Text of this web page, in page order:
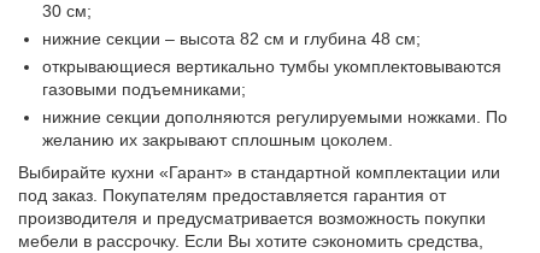
30 см;
нижние секции – высота 82 см и глубина 48 см;
открывающиеся вертикально тумбы укомплектовываются
газовыми подъемниками;
нижние секции дополняются регулируемыми ножками. По
желанию их закрывают сплошным цоколем.
Выбирайте кухни «Гарант» в стандартной комплектации или
под заказ. Покупателям предоставляется гарантия от
производителя и предусматривается возможность покупки
мебели в рассрочку. Если Вы хотите сэкономить средства,